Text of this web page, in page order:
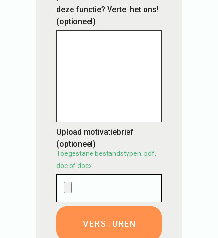
deze functie? Vertel het ons!
(optioneel)
Upload motivatiebrief
(optioneel)
Toegestane bestandstypen: pdf,
doc of docx.